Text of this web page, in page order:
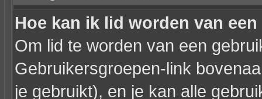
Hoe kan ik lid worden van
Om lid te worden van een
Gebruikersgroepen-link
je gebruikt), en je kan alle